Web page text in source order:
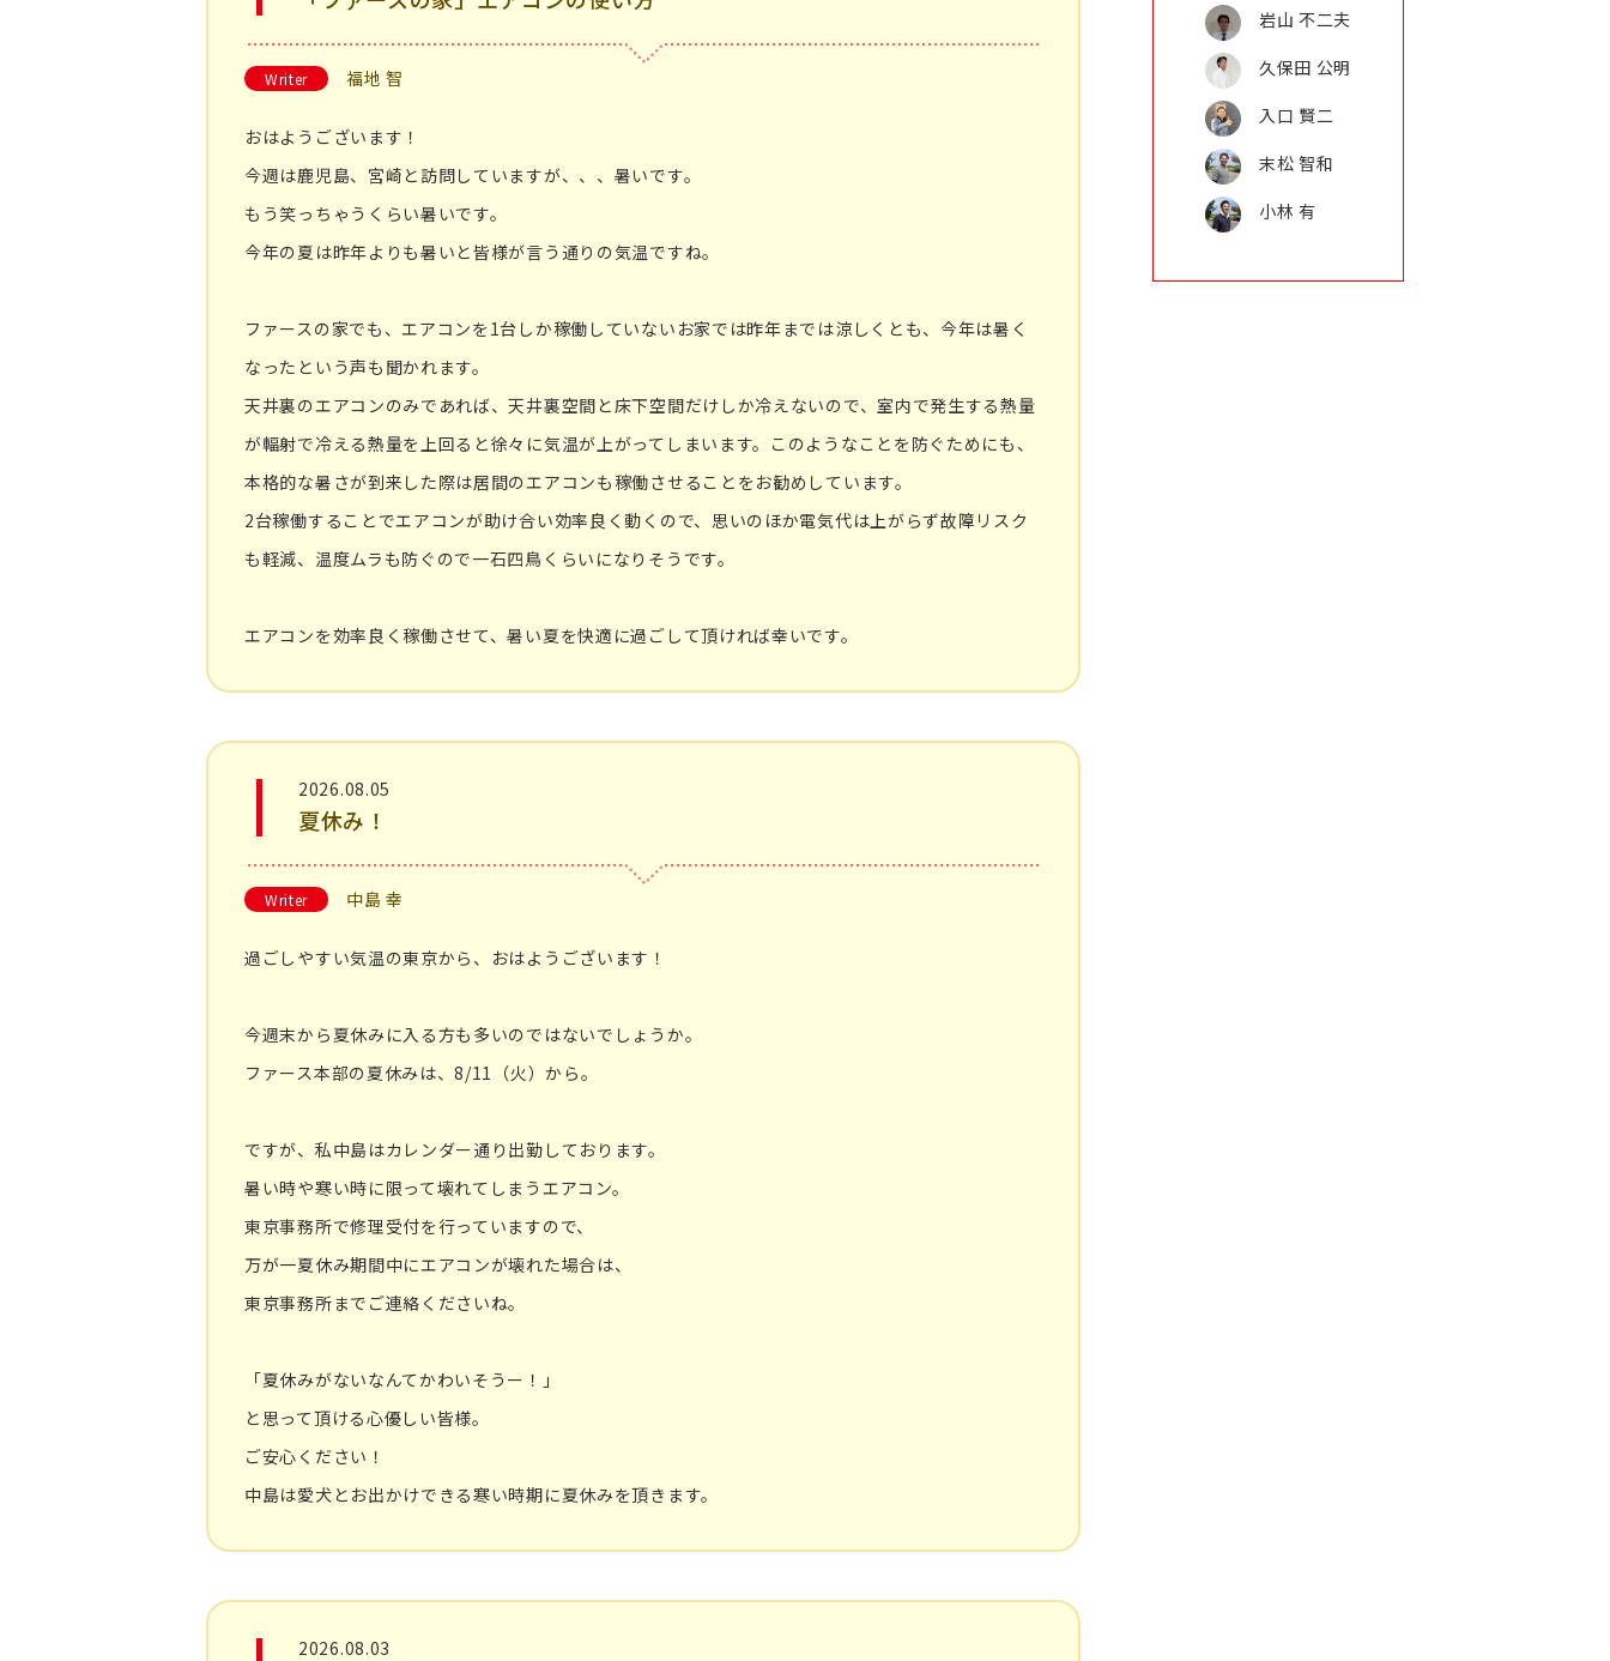
Writer 福地 智
おはようございます！
今週は鹿児島、宮崎と訪問していますが、、、暑いです。
もう笑っちゃうくらい暑いです。
今年の夏は昨年よりも暑いと皆様が言う通りの気温ですね。
ファースの家でも、エアコンを1台しか稼働していないお家では昨年までは涼しくとも、今年は暑く
なったという声も聞かれます。
天井裏のエアコンのみであれば、天井裏空間と床下空間だけしか冷えないので、室内で発生する熱量
が輻射で冷える熱量を上回ると徐々に気温が上がってしまいます。このようなことを防ぐためにも、
本格的な暑さが到来した際は居間のエアコンも稼働させることをお勧めしています。
2台稼働することでエアコンが助け合い効率良く動くので、思いのほか電気代は上がらず故障リスク
も軽減、温度ムラも防ぐので一石四鳥くらいになりそうです。
エアコンを効率良く稼働させて、暑い夏を快適に過ごして頂ければ幸いです。
2026.08.05
夏休み！
Writer 中島 幸
過ごしやすい気温の東京から、おはようございます！
今週末から夏休みに入る方も多いのではないでしょうか。
ファース本部の夏休みは、8/11（火）から。
ですが、私中島はカレンダー通り出勤しております。
暑い時や寒い時に限って壊れてしまうエアコン。
東京事務所で修理受付を行っていますので、
万が一夏休み期間中にエアコンが壊れた場合は、
東京事務所までご連絡くださいね。
「夏休みがないなんてかわいそうー！」
と思って頂ける心優しい皆様。
ご安心ください！
中島は愛犬とお出かけできる寒い時期に夏休みを頂きます。
2026.08.03
岩山 不二夫
久保田 公明
入口 賢二
末松 智和
小林 有